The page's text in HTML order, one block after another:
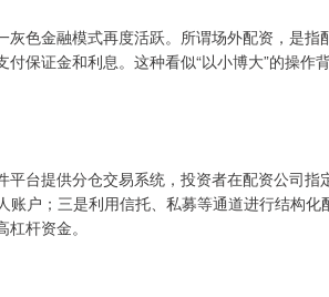
色金融模式再度活跃。所谓场外配资，是指
保证金和利息。这种看似“以小博大”的操作
台提供分仓交易系统，投资者在配资公司指
账户；三是利用信托、私募等通道进行结构
杆资金。